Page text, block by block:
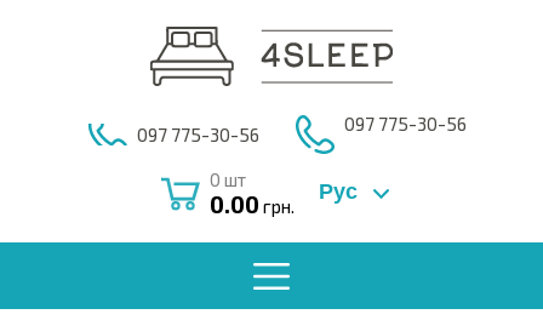
097 775-30-56 097 775-30-56
0 шт
0.00 грн.
Рус